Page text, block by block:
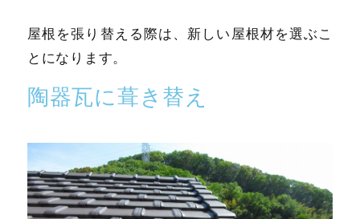
屋根を張り替える際は、新しい屋根材を選ぶこ
とになります。
陶器瓦に葺き替え